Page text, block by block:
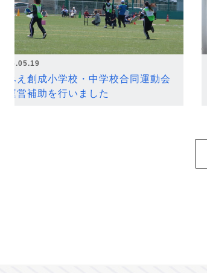
2026.05.19
なみえ創成小学校・中学校合同運動会
の運営補助を行いました